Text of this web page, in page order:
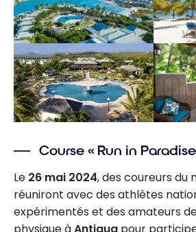
Course « Run in
Le 26 mai 2024, des coureurs du
réuniront avec des athlètes
expérimentés et des amateurs
physique à Antigua pour